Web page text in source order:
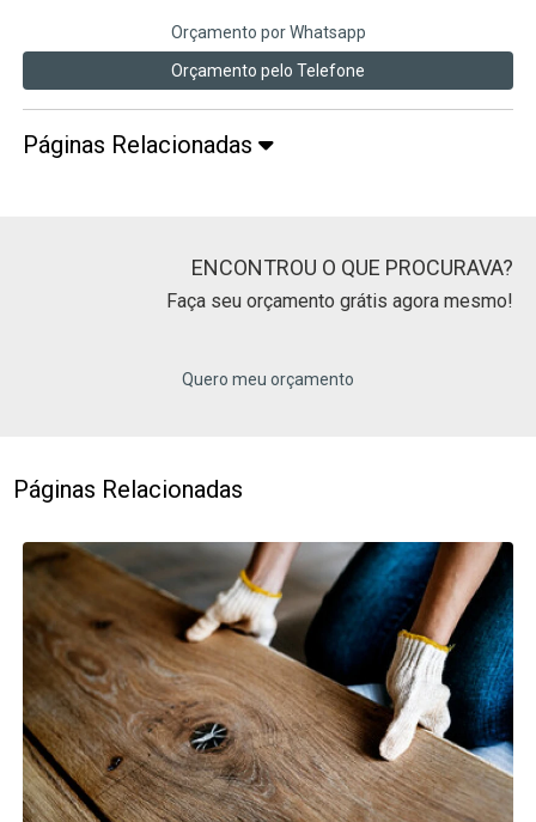
Orçamento por Whatsapp
Orçamento pelo Telefone
Páginas Relacionadas
ENCONTROU O QUE PROCURAVA?
Faça seu orçamento grátis agora mesmo!
Quero meu orçamento
Páginas Relacionadas